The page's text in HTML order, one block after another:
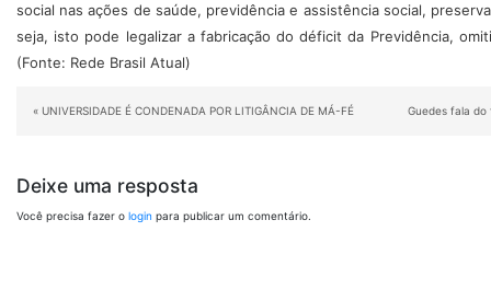
social nas ações de saúde, previdência e assistência social,
seja, isto pode legalizar a fabricação do déficit da Previdência,
(Fonte: Rede Brasil Atual)
« UNIVERSIDADE É CONDENADA POR LITIGÂNCIA DE MÁ-FÉ Guedes fala
Deixe uma resposta
Você precisa fazer o login para publicar um comentário.